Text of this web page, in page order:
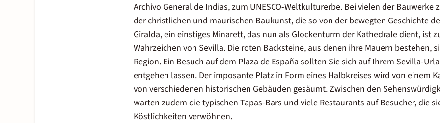
Archivo General de Indias, zum UNESCO-Weltkulturerbe. Bei vielen der Bauwerke
der christlichen und maurischen Baukunst, die so von der bewegten Geschichte
Giralda, ein einstiges Minarett, das nun als Glockenturm der Kathedrale dient, ist
Wahrzeichen von Sevilla. Die roten Backsteine, aus denen ihre Mauern bestehen,
Region. Ein Besuch auf dem Plaza de España sollten Sie sich auf Ihrem Sevilla-
entgehen lassen. Der imposante Platz in Form eines Halbkreises wird von einem
von verschiedenen historischen Gebäuden gesäumt. Zwischen den
warten zudem die typischen Tapas-Bars und viele Restaurants auf Besucher, die
Köstlichkeiten verwöhnen.